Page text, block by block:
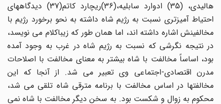
هالیدی، (35) ادوارد سابلیه،(36)ریچارد کاتم(37) دیدگاههای
احتیاط آمیزتری نسبت به رژیم شاه داشته به نحو برخورد رژیم با
مخالفینش اشاره داشته اند، اما همان طور که زیباکلام می نویسد،
در نتیجه نگرشی که نسبت به رژیم شاه در غرب به وجود آمده
بود، اساساً مخالفت با شاه بیشتر به معنای مخالفت با اصلاحات
مدرن اقتصادی-اجتماعی وی تعبیر می شد. از آنجا که این
مخالفتها در اساس مخالفت با برنامه مترقی شاه تلقی می شد،
محکوم به زوال و شکست بود. به سخن دیگر مخالفت با شاه نمی